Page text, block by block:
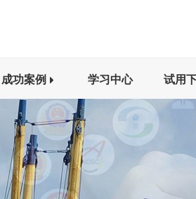
成功案例 学习中心 试用